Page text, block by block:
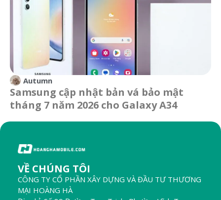
Autumn
Samsung cập nhật bản vá bảo mật
tháng 7 năm 2026 cho Galaxy A34
VỀ CHÚNG TÔI
CÔNG TY CỔ PHẦN XÂY DỰNG VÀ ĐẦU TƯ THƯƠNG
MẠI HOÀNG HÀ